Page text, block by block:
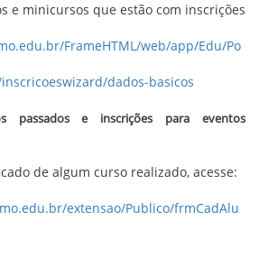
e minicursos que estão com inscrições
FrameHTML/web/app/Edu/Po
dados-basicos
passados e inscrições para eventos
de algum curso realizado, acesse:
extensao/Publico/frmCadAlu